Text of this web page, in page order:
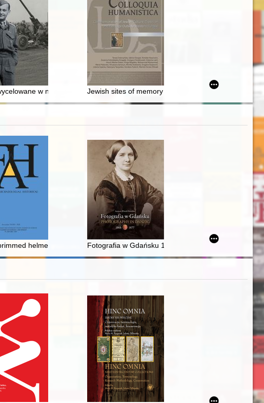
II RP
Augustyna Ukleja-Czarnowskiego i Elżbiety Dorszyńskiej
w niebo : przeciwlotnicza epopeja pułkownika Kazimierza Henryka
Jewish sites of memory in Europe : local, national
to professor Piotr Dyczek on the occasion of his 65th birthday
helmets as introduction to medieval kettle hats?
Fotografia w Gdańsku 1868-1877 = Photography in